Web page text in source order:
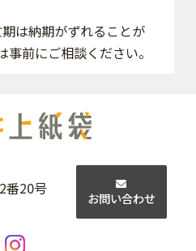
は納期がずれることが
前にご相談ください。
番20号
お問い合わせ